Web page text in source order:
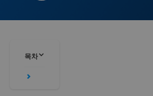
목차